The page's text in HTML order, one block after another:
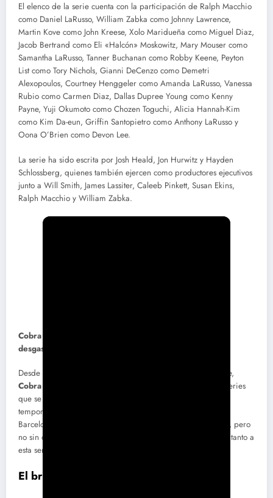
El elenco de la serie cuenta con la participación de Ralph Macchio
como Daniel LaRusso, William Zabka como Johnny Lawrence,
Martin Kove como John Kreese, Xolo Maridueña como Miguel Diaz,
Jacob Bertrand como Eli «Halcón» Moskowitz, Mary Mouser como
Samantha LaRusso, Tanner Buchanan como Robby Keene, Peyton
List como Tory Nichols, Gianni DeCenzo como Demetri
Alexopoulos, Courtney Henggeler como Amanda LaRusso, Vanessa
Rubio como Carmen Diaz, Dallas Dupree Young como Kenny
Payne, Yuji Okumoto como Chozen Toguchi, Alicia Hannah-Kim
como Kim Da-eun, Griffin Santopietro como Anthony LaRusso y
Oona O’Brien como Devon Lee.
La serie ha sido escrita por Josh Heald, Jon Hurwitz y Hayden
Schlossberg, quienes también ejercen como productores ejecutivos
junto a Will Smith, James Lassiter, Caleeb Pinkett, Susan Ekins,
Ralph Macchio y William Zabka.
Cobra Kai: entre la evolución narrativa y los tropos
desgastados de Netflix
Desde su estreno como una producción exclusiva de YouTube,
Cobra Kai
ha mantenido una posición destacada entre las series
que se atreven a revisitar historias clásicas. La sexta y última
temporada, ahora en Netflix, eleva la acción llevándola a
Barcelona y al prestigioso torneo internacional
, pero
no sin caer en algunos patrones repetitivos que caracterizan tanto a
esta serie como a muchas otras de la plataforma.
El brillo de la nostalgia… y su sombra